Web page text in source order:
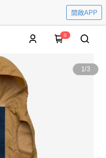
開啟APP
0
1/3